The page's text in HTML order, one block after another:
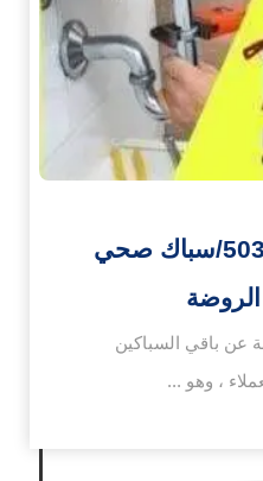
سباك الروضة/50300943/سباك صحي
عن باقي السباكين
، وهو ...